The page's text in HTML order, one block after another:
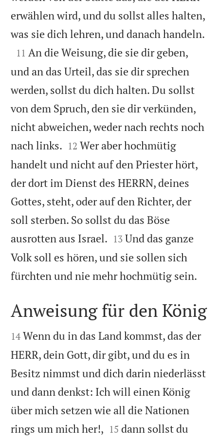
erwählen wird, und du sollst alles halten,
was sie dich lehren, und danach handeln.

11 An die Weisung, die sie dir geben,
und an das Urteil, das sie dir sprechen
werden, sollst du dich halten. Du sollst
von dem Spruch, den sie dir verkünden,
nicht abweichen, weder nach rechts noch
nach links. 

12 Wer aber hochmütig
handelt und nicht auf den Priester hört,
der dort im Dienst des HERRN, deines
Gottes, steht, oder auf den Richter, der
soll sterben. So sollst du das Böse
ausrotten aus Israel. 

13 Und das ganze
Volk soll es hören, und sie sollen sich
fürchten und nie mehr hochmütig sein.

Anweisung für den König

14 Wenn du in das Land kommst, das der
HERR, dein Gott, dir gibt, und du es in
Besitz nimmst und dich darin niederlässt
und dann denkst: Ich will einen König
über mich setzen wie all die Nationen
rings um mich her!, 

15 dann sollst du